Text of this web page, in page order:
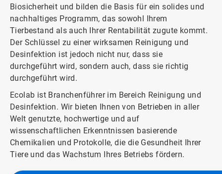
Biosicherheit und bilden die Basis für ein solides und
nachhaltiges Programm, das sowohl Ihrem
Tierbestand als auch Ihrer Rentabilität zugute kommt.​​​​​​​
Der Schlüssel zu einer wirksamen Reinigung und
Desinfektion ist jedoch nicht nur, dass sie
durchgeführt wird, sondern auch, dass sie richtig
durchgeführt wird.​​​​​​​
Ecolab ist Branchenführer im Bereich Reinigung und
Desinfektion. Wir bieten Ihnen von Betrieben in aller
Welt genutzte, hochwertige und auf
wissenschaftlichen Erkenntnissen basierende
Chemikalien und Protokolle, die die Gesundheit Ihrer
Tiere und das Wachstum Ihres Betriebs fördern.